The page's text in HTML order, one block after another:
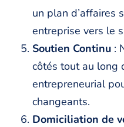
un plan d’affaires
entreprise vers le
Soutien Continu :
côtés tout au long
entrepreneurial
changeants.
Domiciliation de